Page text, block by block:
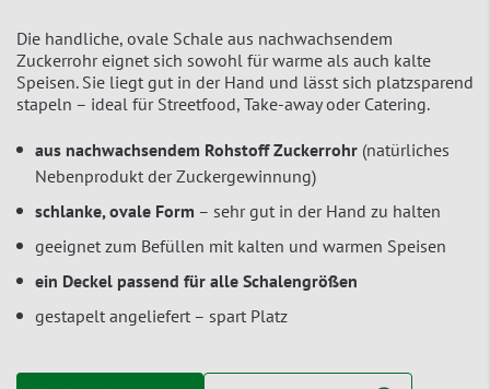
Die handliche, ovale Schale aus nachwachsendem
Zuckerrohr eignet sich sowohl für warme als auch kalte
Speisen. Sie liegt gut in der Hand und lässt sich platzsparend
stapeln – ideal für Streetfood, Take-away oder Catering.
aus nachwachsendem Rohstoff Zuckerrohr (natürliches
Nebenprodukt der Zuckergewinnung)
schlanke, ovale Form – sehr gut in der Hand zu halten
geeignet zum Befüllen mit kalten und warmen Speisen
ein Deckel passend für alle Schalengrößen
gestapelt angeliefert – spart Platz